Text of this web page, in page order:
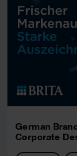
German
Corporate